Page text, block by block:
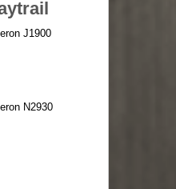
J1900
N2930